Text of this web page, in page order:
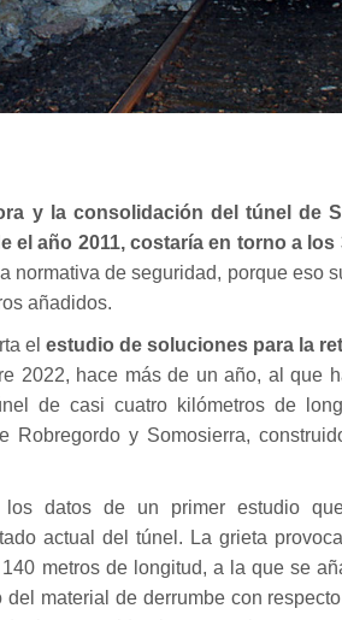
y la consolidación del túnel de
el año 2011, costaría en torno a
normativa de seguridad, porque eso
añadidos.
el estudio de soluciones para la
2022, hace más de un año, al que
de casi cuatro kilómetros de
Robregordo y Somosierra,
los datos de un primer estudio
actual del túnel. La grieta
metros de longitud, a la que se
material de derrumbe con